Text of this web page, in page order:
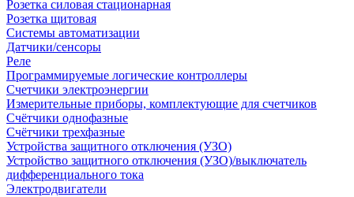
Розетка силовая стационарная
Розетка щитовая
Системы автоматизации
Датчики/сенсоры
Реле
Программируемые логические контроллеры
Счетчики электроэнергии
Измерительные приборы, комплектующие для счетчиков
Счётчики однофазные
Счётчики трехфазные
Устройства защитного отключения (УЗО)
Устройство защитного отключения (УЗО)/выключатель
дифференциального тока
Электродвигатели